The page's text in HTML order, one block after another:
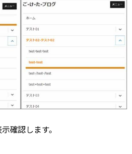
確認します。